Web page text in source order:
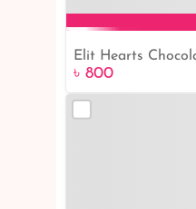
Elit Hearts
৳ 800